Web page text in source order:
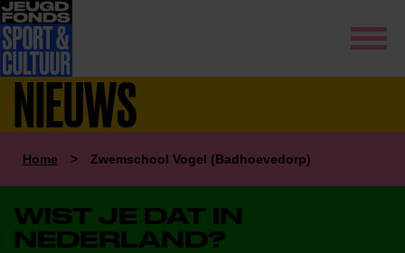
NIEUWS
Home > Zwemschool Vogel (Badhoevedorp)
WIST JE DAT IN
NEDERLAND?